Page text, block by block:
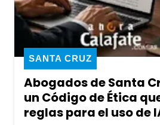
Abogados de Santa
un Código de Ética
reglas para el uso de
SANTA CRUZ